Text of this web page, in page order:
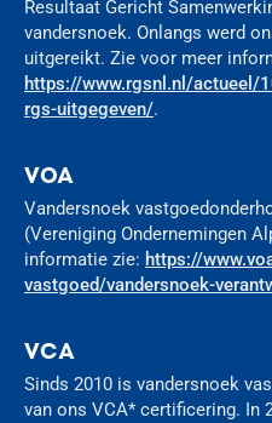
Resultaat Gericht
vandersnoek. Onlangs werd
uitgereikt. Zie voor meer
https://www.rgsnl.nl/actueel/
rgs-uitgegeven/.
VOA
Vandersnoek
(Vereniging Ondernemingen
informatie zie: https://
vastgoed/vandersnoek-
VCA
Sinds 2010 is vandersnoek
van ons VCA* certificering. In